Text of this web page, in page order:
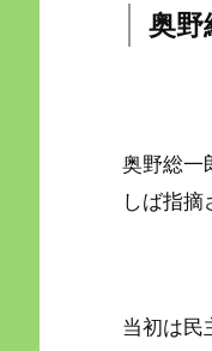
奥野
奥野総一
しば指摘
当初は民